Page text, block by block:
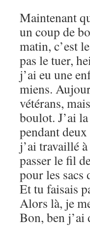
Maintenant
un coup de
matin, c’est
pas le tuer,
j’ai eu une
miens.
vétérans,
boulot. J’ai
pendant
j’ai travaillé
passer le fil
pour les sacs
Et tu faisais
Alors là, je
Bon, ben